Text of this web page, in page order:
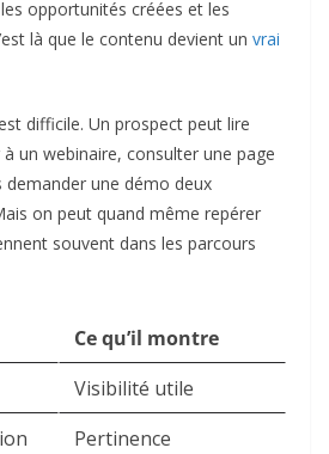
opportunités créées et les
là que le contenu devient un vrai
difficile. Un prospect peut lire
un webinaire, consulter une page
demander une démo deux
on peut quand même repérer
souvent dans les parcours
Ce qu’il montre
Visibilité utile
Pertinence